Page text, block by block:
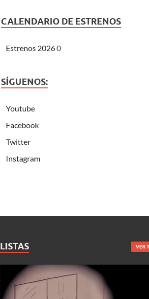
CALENDARIO DE ESTRENOS
Estrenos 20260
SÍGUENOS:
Youtube
Facebook
Twitter
Instagram
LISTAS VER